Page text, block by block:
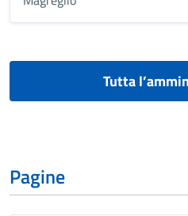
Tutta
Pagine